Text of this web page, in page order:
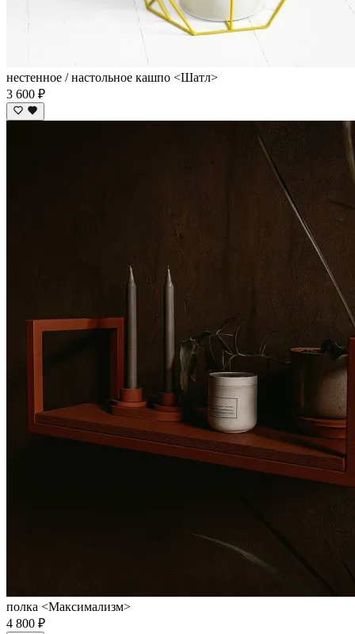
нестенное / настольное кашпо <Шатл>
3 600 ₽
полка <Максимализм>
4 800 ₽